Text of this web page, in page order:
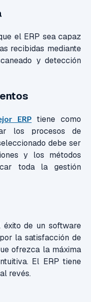
el ERP sea capaz
recibidas mediante
y detección
ERP tiene como
los procesos de
debe ser
y los métodos
toda la gestión
éxito de un software
la satisfacción de
ofrezca la máxima
El ERP tiene
revés.